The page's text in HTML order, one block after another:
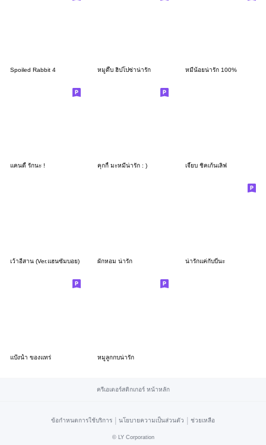
Spoiled Rabbit 4 หมูดึ้บ ฮิปโปซ่าน่ารัก หมีน้อยน่ารัก 100%
แคนดี้ รักนะ ! คุกกี้ มะหมีน่ารัก : ) เจี๊ยบ ชิคเก้นเลิฟ
เว้าอีสาน (Ver.แฮนซั่มบอย) ผักหอม น่ารัก น่ารักแค่กับบี๋นะ
แป้งน้ำ ของแทร่ หมูลูกกบน่ารัก
ครีเอเตอร์สติกเกอร์ หน้าหลัก
ข้อกำหนดการใช้บริการ | นโยบายความเป็นส่วนตัว | ช่วยเหลือ
© LY Corporation